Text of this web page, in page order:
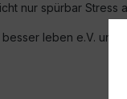
nur spürbar
leben e.V.